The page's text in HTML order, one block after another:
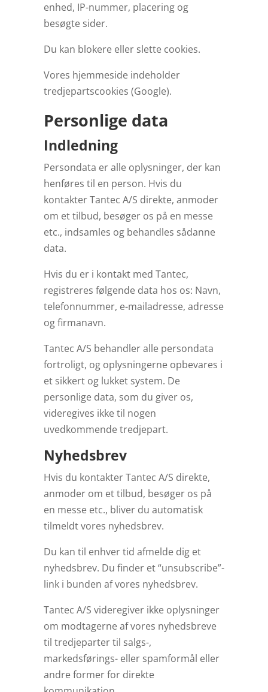
enhed, IP-nummer, placering og
besøgte sider.
Du kan blokere eller slette cookies.
Vores hjemmeside indeholder
tredjepartscookies (Google).
Personlige data
Indledning
Persondata er alle oplysninger, der kan
henføres til en person. Hvis du
kontakter Tantec A/S direkte, anmoder
om et tilbud, besøger os på en messe
etc., indsamles og behandles sådanne
data.
Hvis du er i kontakt med Tantec,
registreres følgende data hos os: Navn,
telefonnummer, e-mailadresse, adresse
og firmanavn.
Tantec A/S behandler alle persondata
fortroligt, og oplysningerne opbevares i
et sikkert og lukket system. De
personlige data, som du giver os,
videregives ikke til nogen
uvedkommende tredjepart.
Nyhedsbrev
Hvis du kontakter Tantec A/S direkte,
anmoder om et tilbud, besøger os på
en messe etc., bliver du automatisk
tilmeldt vores nyhedsbrev.
Du kan til enhver tid afmelde dig et
nyhedsbrev. Du finder et “unsubscribe”-
link i bunden af vores nyhedsbrev.
Tantec A/S videregiver ikke oplysninger
om modtagerne af vores nyhedsbreve
til tredjeparter til salgs-,
markedsførings- eller spamformål eller
andre former for direkte